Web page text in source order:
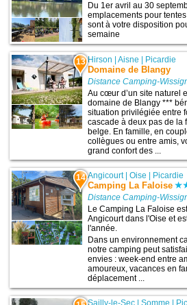
Du 1er avril au 30
emplacements pour
sont à votre disposition
semaine
13 Hirson |Aisne | Picardie
Domaine de Blangy
Distance Camping-
Au cœur d’un site naturel
domaine de Blangy ***
situation privilégiée entre
cascade à deux pas de la
belge. En famille, en
collègues ou entre amis,
grand confort des ...
14 Angicourt|Oise Picardie
Camping La Faloise
Distance Camping-
Le Camping La Faloise
Angicourt dans l'Oise et
l'année.
Dans un environnement
notre camping peut
envies : week-end entre
amoureux, vacances en
déplacement ...
Sailly-le-Sec |Somme